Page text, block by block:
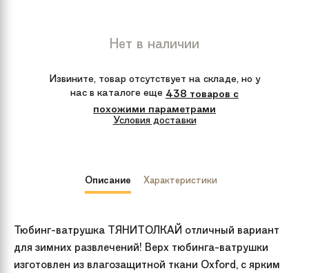
Нет в наличии
Извините, товар отсутствует на складе, но у
нас в каталоге еще 438 товаров с
похожими параметрами
Условия доставки
Описание Характеристики
Тюбинг-ватрушка ТЯНИТОЛКАЙ отличный вариант
для зимних развлечений! Верх тюбинга-ватрушки
изготовлен из влагозащитной ткани Oxford, c ярким